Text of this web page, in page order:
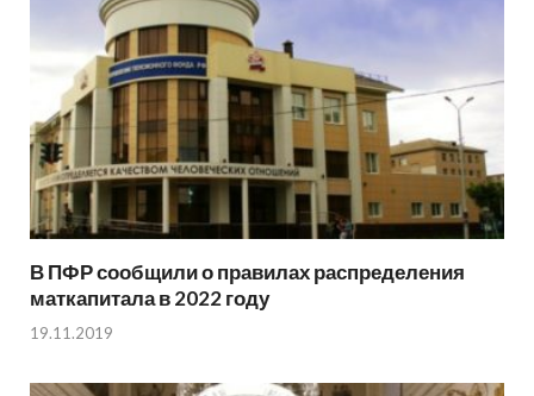
В ПФР сообщили о правилах распределения
маткапитала в 2022 году
19.11.2019